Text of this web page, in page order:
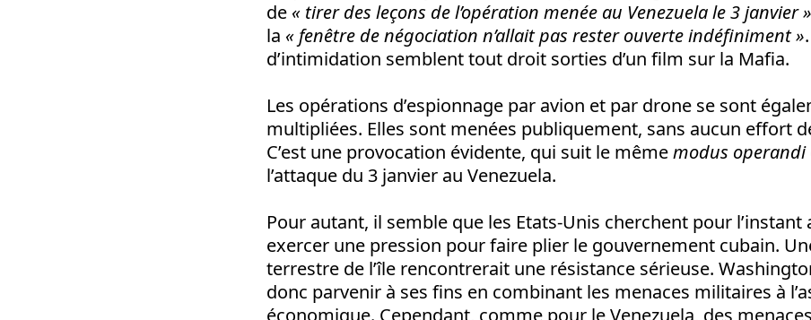
de « tirer des leçons de l’opération menée au Venezuela le 3 janvier »
la « fenêtre de négociation n’allait pas rester ouverte indéfiniment »
d’intimidation semblent tout droit sorties d’un film sur la Mafia.
Les opérations d’espionnage par avion et par drone se sont
multipliées. Elles sont menées publiquement, sans aucun effort
C’est une provocation évidente, qui suit le mêmemodus operandi
l’attaque du 3 janvier au Venezuela.
Pour autant, il semble que les Etats-Unis cherchent pour l’instant
exercer une pression pour faire plier le gouvernement cubain.
terrestre de l’île rencontrerait une résistance sérieuse.
donc parvenir à ses fins en combinant les menaces militaires à
économique. Cependant, comme pour le Venezuela, des